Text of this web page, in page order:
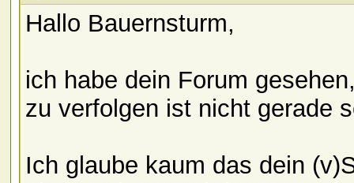
Hallo Bauernsturm,
ich habe dein Forum
zu verfolgen ist nicht gerade
Ich glaube kaum das dein